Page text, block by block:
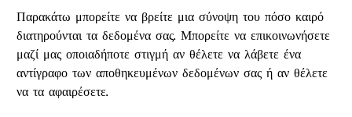
Παρακάτω μπορείτε να βρείτε μια σύνοψη του πόσο καιρό
διατηρούνται τα δεδομένα σας. Μπορείτε να επικοινωνήσετε
μαζί μας οποιαδήποτε στιγμή αν θέλετε να λάβετε ένα
αντίγραφο των αποθηκευμένων δεδομένων σας ή αν θέλετε
να τα αφαιρέσετε.